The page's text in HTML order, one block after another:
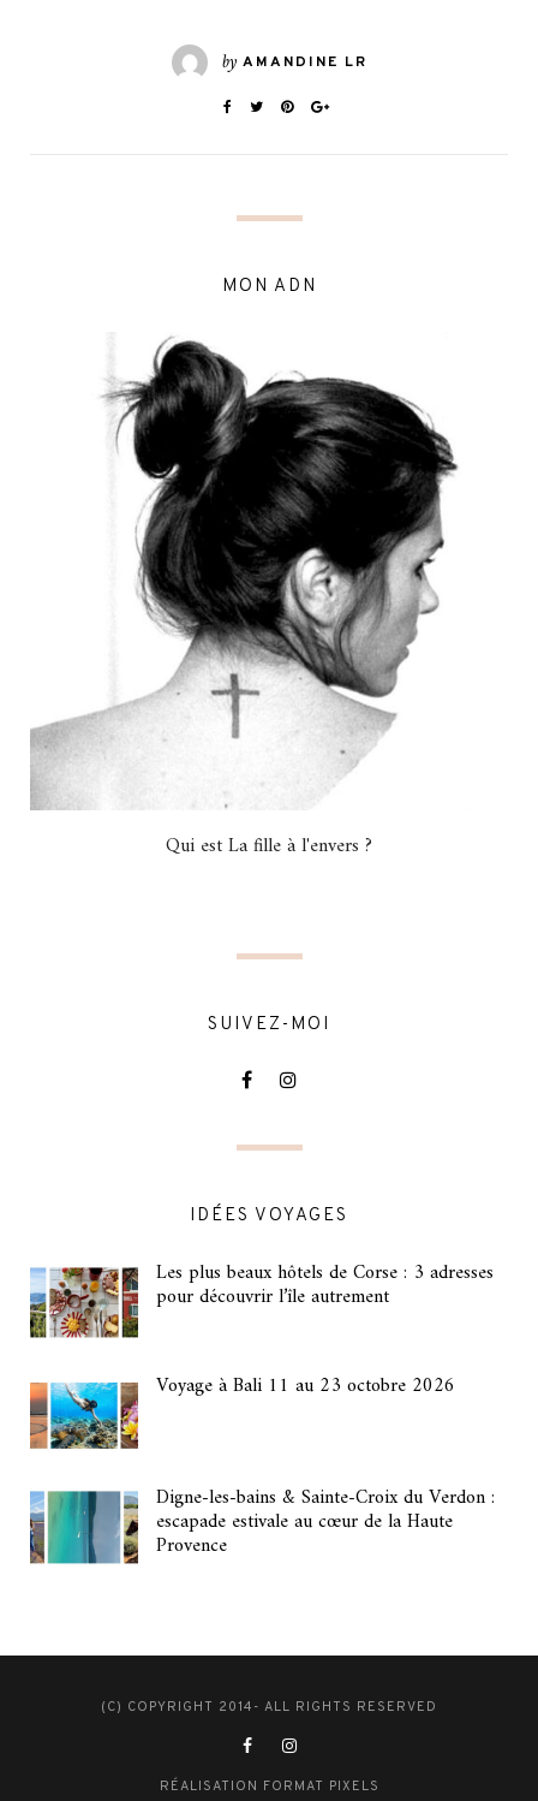
by AMANDINE LR
MON ADN
Qui est La fille à l'envers ?
SUIVEZ-MOI
IDÉES VOYAGES
Les plus beaux hôtels de Corse : 3 adresses
pour découvrir l’île autrement
Voyage à Bali 11 au 23 octobre 2026
Digne-les-bains & Sainte-Croix du Verdon :
escapade estivale au cœur de la Haute
Provence
(C) COPYRIGHT 2014- ALL RIGHTS RESERVED
RÉALISATION FORMAT PIXELS